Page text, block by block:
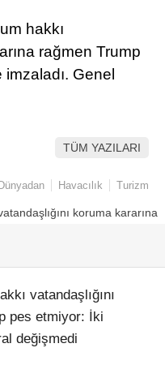
hakkı
rağmen Trump
Genel
TÜM YAZILARI
Dünyadan Havacılık Turizm
vatandaşlığını
pes etmiyor: İki
değişmedi